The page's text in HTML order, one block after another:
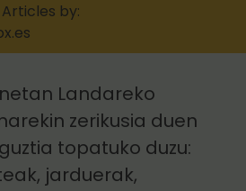
Articles by:
Landareko
zerikusia duen
topatuko duzu:
jarduerak,